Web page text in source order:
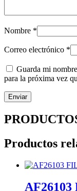
Nombre *
Correo electrónico *
Guarda mi
para la próxima vez
Productos